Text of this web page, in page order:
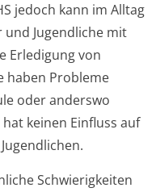
jedoch kann im Alltag
Jugendliche mit
Erledigung von
haben Probleme
oder anderswo
keinen Einfluss auf
Schwierigkeiten